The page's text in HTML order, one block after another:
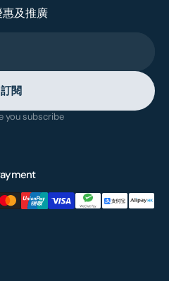
及推廣
訂閱
you subscribe